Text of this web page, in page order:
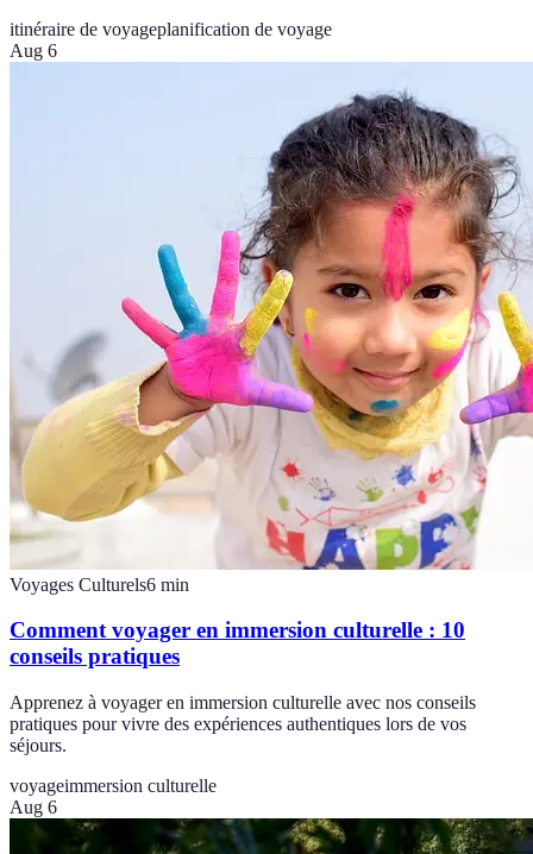
itinéraire de voyageplanification de voyage
Aug 6
Voyages Culturels6 min
Comment voyager en immersion culturelle : 10
conseils pratiques
Apprenez à voyager en immersion culturelle avec nos conseils
pratiques pour vivre des expériences authentiques lors de vos
séjours.
voyageimmersion culturelle
Aug 6